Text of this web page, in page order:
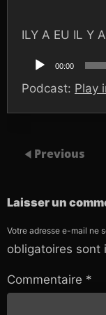
ILY A EU IL Y
audio
00:00
Podcast: Play
Previous
Laisser un
Votre adresse e-mail ne
obligatoires sont
Commentaire *